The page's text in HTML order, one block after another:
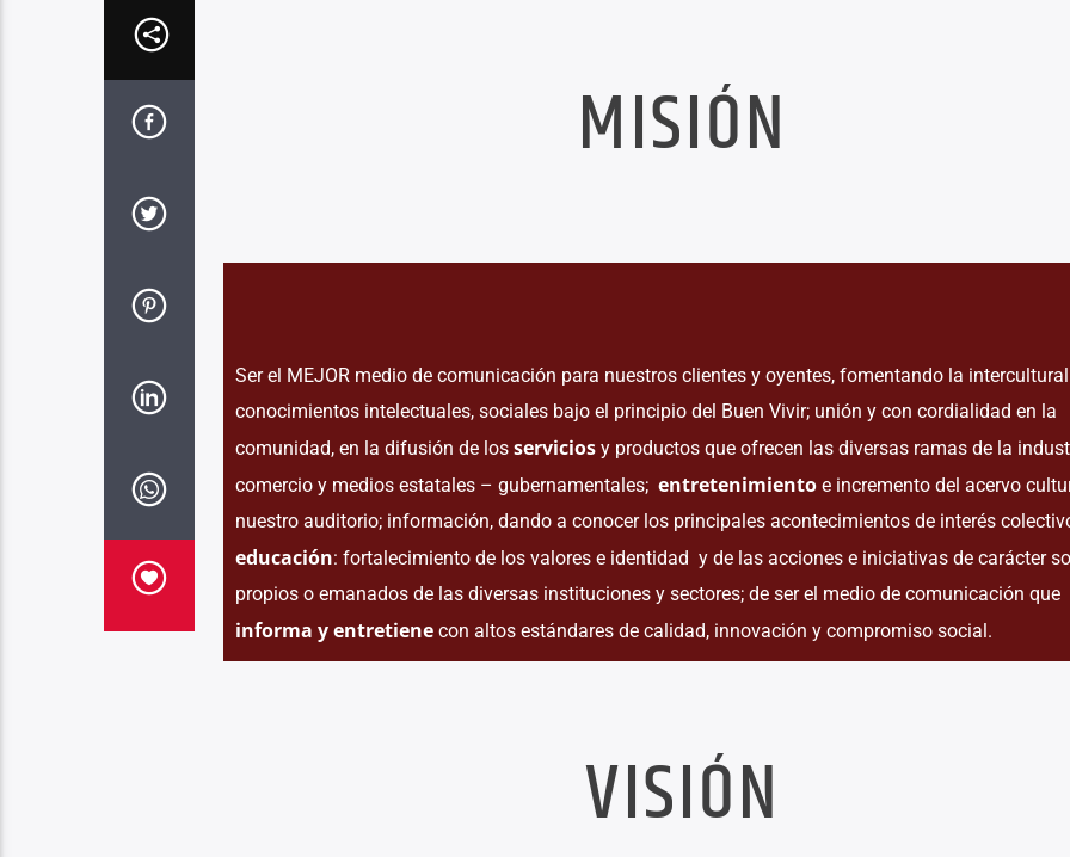
MISIÓN
Ser el MEJOR medio de comunicación para nuestros clientes y oyentes, fomentando la
conocimientos intelectuales, sociales bajo el principio del Buen Vivir; unión y con cordialidad en la
comunidad, en la difusión de los serviciosy productos que ofrecen las diversas ramas de la
comercio y medios estatales – gubernamentales; entretenimientoe incremento del acervo
nuestro auditorio; información, dando a conocer los principales acontecimientos de interés
educación: fortalecimiento de los valores e identidad y de las acciones e iniciativas de carácter
propios o emanados de las diversas instituciones y sectores; de ser el medio de comunicación que
informa y entretienecon altos estándares de calidad, innovación y compromiso social.
VISIÓN